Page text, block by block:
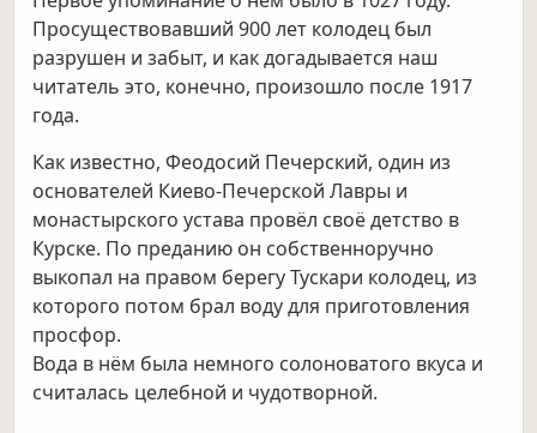
Просуществовавший 900 лет колодец был
разрушен и забыт, и как догадывается наш
читатель это, конечно, произошло после 1917
года.
Как известно, Феодосий Печерский, один из
основателей Киево-Печерской Лавры и
монастырского устава провёл своё детство в
Курске. По преданию он собственноручно
выкопал на правом берегу Тускари колодец, из
которого потом брал воду для приготовления
просфор.
Вода в нём была немного солоноватого вкуса и
считалась целебной и чудотворной.